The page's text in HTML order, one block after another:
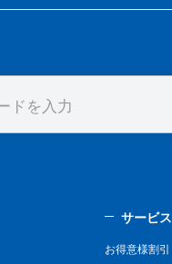
サービス
お得意様割引